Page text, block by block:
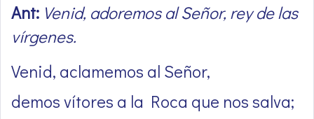
Ant: Venid, adoremos al Señor, rey de las
vírgenes.
Venid, aclamemos al Señor,
demos vítores a la Roca que nos salva;